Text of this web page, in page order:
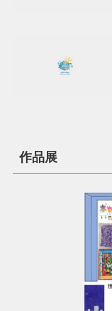
作品展